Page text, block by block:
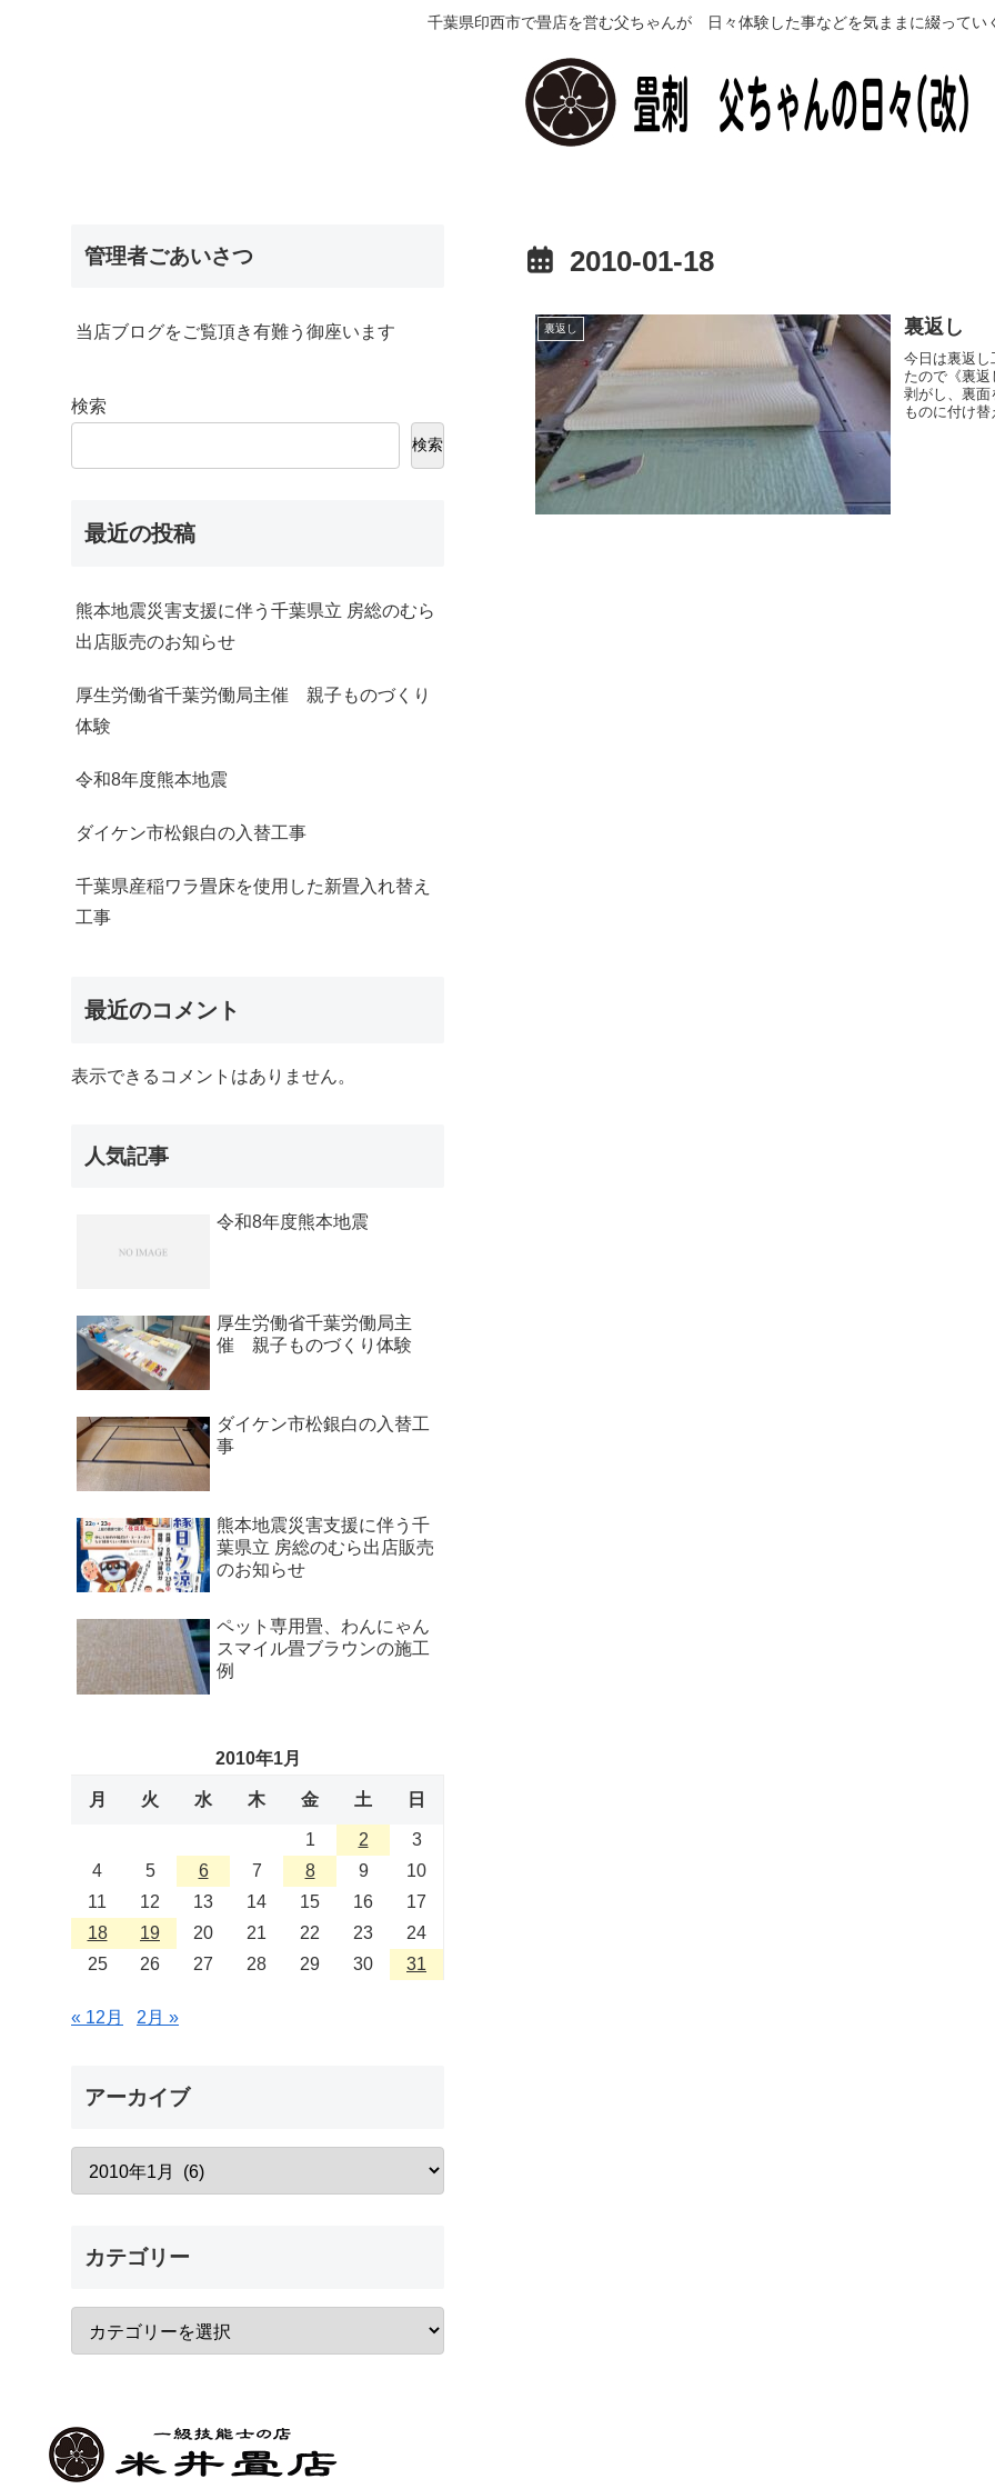
千葉県印西市で畳店を営む父ちゃんが 日々体験した事などを気ままに綴ってい
2010-01-18
裏返し 裏返し
今日は裏返し
たので《裏
剥がし、裏
ものに付け替
管理者ごあいさつ
当店ブログをご覧頂き有難う御座います
検索
検索
最近の投稿
熊本地震災害支援に伴う千葉県立 房総のむら
出店販売のお知らせ
厚生労働省千葉労働局主催 親子ものづくり
体験
令和8年度熊本地震
ダイケン市松銀白の入替工事
千葉県産稲ワラ畳床を使用した新畳入れ替え
工事
最近のコメント
表示できるコメントはありません。
人気記事
令和8年度熊本地震
厚生労働省千葉労働局主
催 親子ものづくり体験
ダイケン市松銀白の入替工
事
熊本地震災害支援に伴う千
葉県立 房総のむら出店販売
のお知らせ
ペット専用畳、わんにゃん
スマイル畳ブラウンの施工
例
2010年1月
月 火 水 木 金 土 日
1 2
3
4
5 6 7 8 9
10
11
12 13 14 15 16
17
18
19 20 21 22 23
24
25
26 27 28 29 30 31
« 12月 2月 »
アーカイブ
カテゴリー